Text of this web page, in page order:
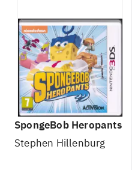
SpongeBob Heropants
Stephen Hillenburg